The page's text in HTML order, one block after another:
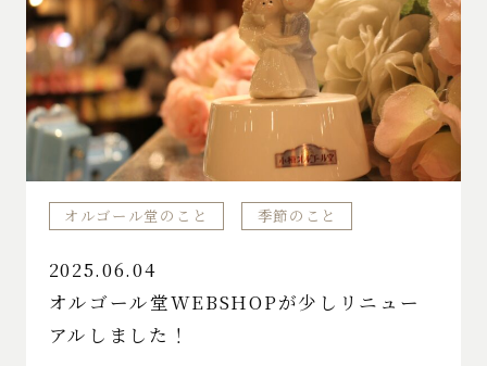
オルゴール堂のこと 季節のこと
2025.06.04
オルゴール堂WEBSHOPが少しリニュー
アルしました！